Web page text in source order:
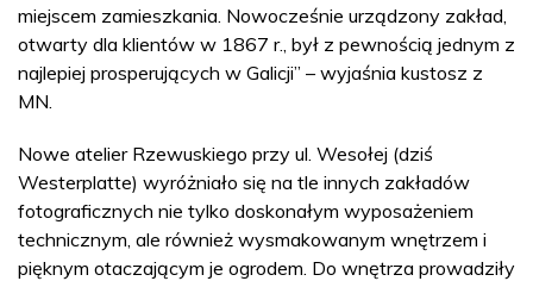
miejscem zamieszkania. Nowocześnie urządzony zakład,
otwarty dla klientów w 1867 r., był z pewnością jednym z
najlepiej prosperujących w Galicji” – wyjaśnia kustosz z
MN.
Nowe atelier Rzewuskiego przy ul. Wesołej (dziś
Westerplatte) wyróżniało się na tle innych zakładów
fotograficznych nie tylko doskonałym wyposażeniem
technicznym, ale również wysmakowanym wnętrzem i
pięknym otaczającym je ogrodem. Do wnętrza prowadziły